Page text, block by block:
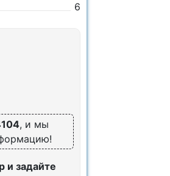
6
, и мы
и задайте